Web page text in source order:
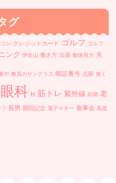
グ
ン クレジットカード ゴルフ ゴルフ
ング 伊吹山 働き方 出産 動体視力 夫
中 教員のサングラス 暗証番号 点眼 無く
眼科 秋 筋トレ 紫外線 結婚 老
長男 開院記念 電子マネー 食事会 高度